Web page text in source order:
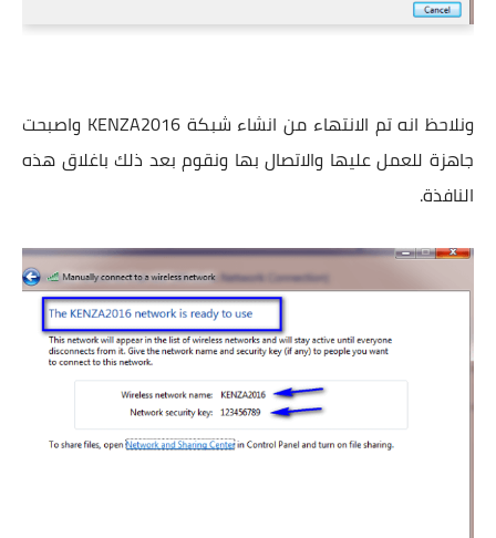
ونلاحظ انه تم الانتهاء من انشاء شبكة KENZA2016 واصبحت
جاهزة للعمل عليها والاتصال بها ونقوم بعد ذلك باغلاق هذه
النافذة.